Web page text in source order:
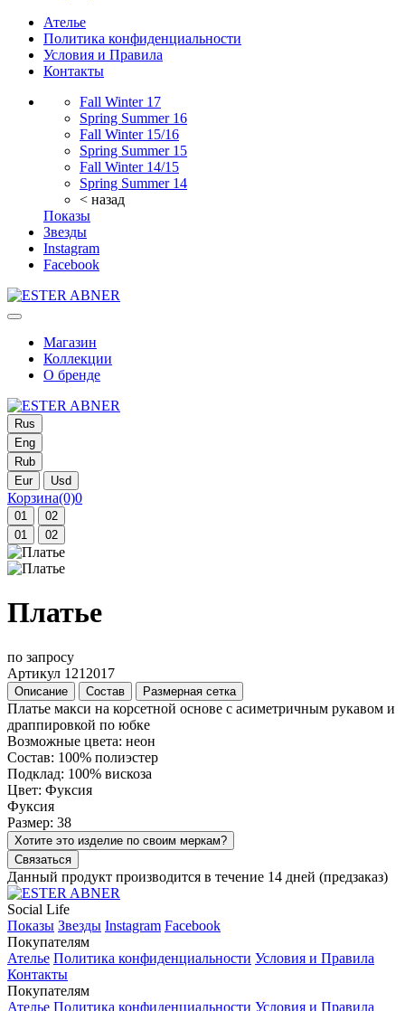
Ателье
Политика конфиденциальности
Условия и Правила
Контакты
Fall Winter 17
Spring Summer 16
Fall Winter 15/16
Spring Summer 15
Fall Winter 14/15
Spring Summer 14
< назад
Показы
Звезды
Instagram
Facebook
Магазин
Коллекции
О бренде
Rus
Eng
Rub
Eur
Usd
Корзина(0)0
01
02
01
02
Платье
по запросу
Артикул 1212017
Описание Состав Размерная сетка
Платье макси на корсетной основе с асиметричным рукавом и
драппировкой по юбке
Возможные цвета: неон
Состав: 100% полиэстер
Подклад: 100% вискоза
Цвет: Фуксия
Фуксия
Размер: 38
Хотите это изделие по своим меркам?
Связаться
Данный продукт производится в течение 14 дней (предзаказ)
Social Life
Показы Звезды Instagram Facebook
Покупателям
Ателье Политика конфиденциальности Условия и Правила
Контакты
Покупателям
Ателье Политика конфиденциальности Условия и Правила